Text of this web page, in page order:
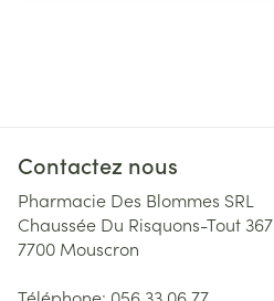
Contactez nous
Pharmacie Des Blommes SRL
Chaussée Du Risquons-Tout 367
7700 Mouscron